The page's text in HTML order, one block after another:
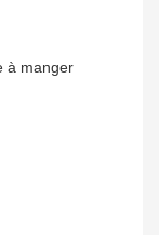
à manger